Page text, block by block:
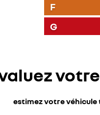
F
G
estimez votre véhicule